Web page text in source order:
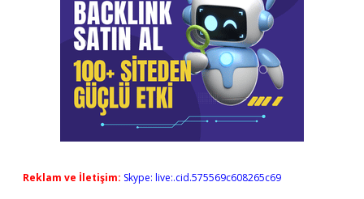
Reklam ve İletişim: Skype: live:.cid.575569c608265c69